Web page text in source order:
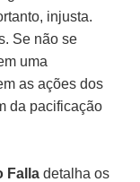
injusta.
Se não se
uma
as ações dos
da pacificação
Falla detalha os